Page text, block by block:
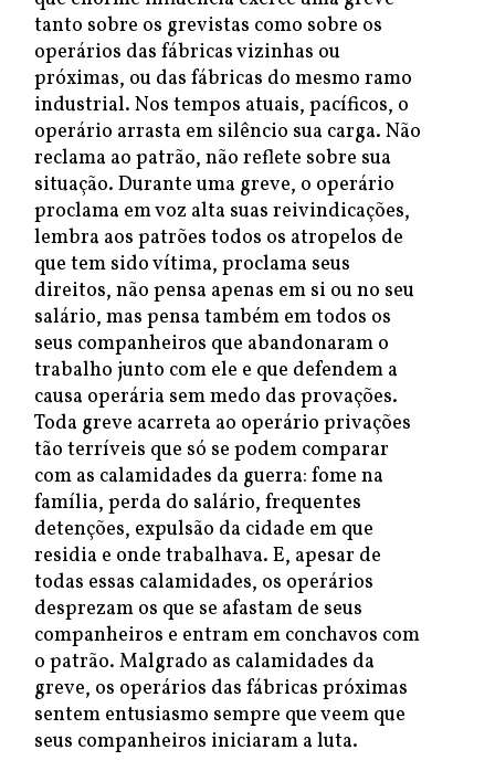
tanto sobre os grevistas como sobre os
operários das fábricas vizinhas ou
próximas, ou das fábricas do mesmo ramo
industrial. Nos tempos atuais, pacíficos, o
operário arrasta em silêncio sua carga. Não
reclama ao patrão, não reflete sobre sua
situação. Durante uma greve, o operário
proclama em voz alta suas reivindicações,
lembra aos patrões todos os atropelos de
que tem sido vítima, proclama seus
direitos, não pensa apenas em si ou no seu
salário, mas pensa também em todos os
seus companheiros que abandonaram o
trabalho junto com ele e que defendem a
causa operária sem medo das provações.
Toda greve acarreta ao operário privações
tão terríveis que só se podem comparar
com as calamidades da guerra: fome na
família, perda do salário, frequentes
detenções, expulsão da cidade em que
residia e onde trabalhava. E, apesar de
todas essas calamidades, os operários
desprezam os que se afastam de seus
companheiros e entram em conchavos com
o patrão. Malgrado as calamidades da
greve, os operários das fábricas próximas
sentem entusiasmo sempre que veem que
seus companheiros iniciaram a luta.